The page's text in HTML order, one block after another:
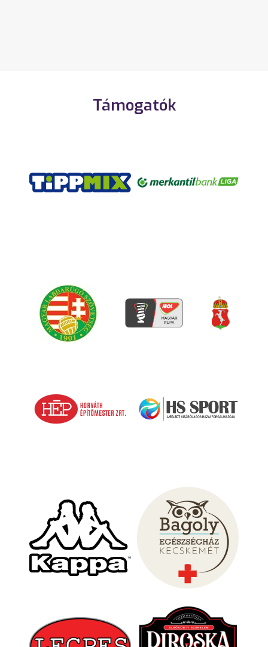
Támogatók